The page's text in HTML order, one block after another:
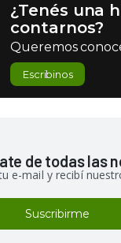
¿Tenés una
contarnos?
Queremos
Escribinos
de todas las
e-mail y recibí
Suscribirme